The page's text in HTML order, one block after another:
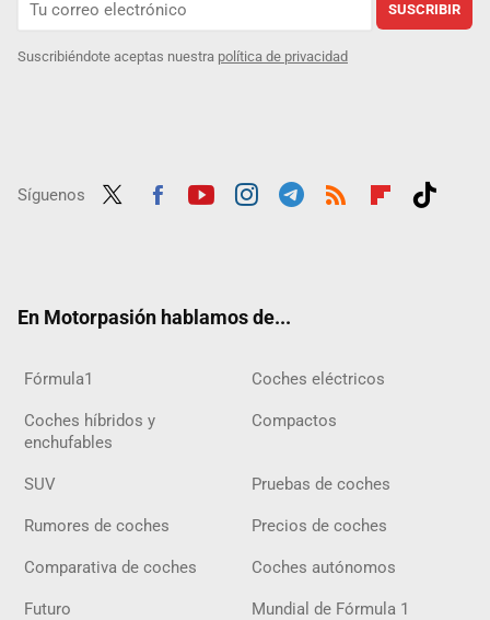
SUSCRIBIR
Suscribiéndote aceptas nuestra política de privacidad
Síguenos
En Motorpasión hablamos de...
Fórmula1 Coches eléctricos
Coches híbridos y
enchufables
Compactos
SUV Pruebas de coches
Rumores de coches Precios de coches
Comparativa de coches Coches autónomos
Futuro Mundial de Fórmula 1